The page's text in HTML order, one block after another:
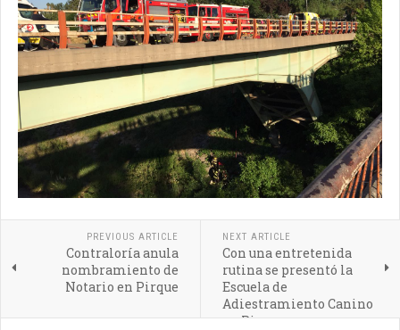
PREVIOUS ARTICLE
Contraloría anula
nombramiento de
Notario en Pirque
NEXT ARTICLE
Con una entretenida
rutina se presentó la
Escuela de
Adiestramiento Canino
en Pirque